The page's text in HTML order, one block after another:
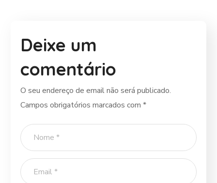
Deixe um
comentário
O seu endereço de email não será publicado.
Campos obrigatórios marcados com*